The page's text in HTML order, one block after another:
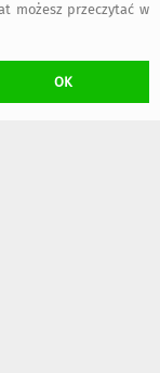
możesz przeczytać w
OK